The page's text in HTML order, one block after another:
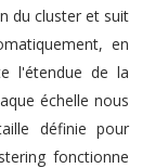
du cluster et suit
en
l'étendue de la
échelle nous
définie pour
fonctionne